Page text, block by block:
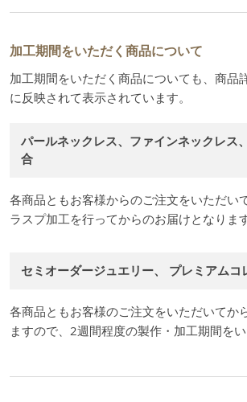
加工期間をいただく商品について
加工期間をいただく商品についても、商品
に反映されて表示されています。
パールネックレス、ファインネックレス
合
各商品ともお客様からのご注文をいただい
ラスプ加工を行ってからのお届けとなります
セミオーダージュエリー、 プレミアムコ
各商品ともお客様のご注文をいただいてか
ますので、2週間程度の製作・加工期間をい